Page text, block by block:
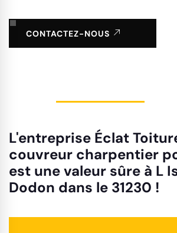
CONTACTEZ-NOUS
L'entreprise Éclat
couvreur charpentier
est une valeur sûre à L
Dodon dans le 31230 !